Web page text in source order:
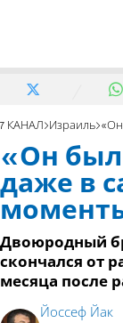
7 КАНАЛ Израиль «Он
«Он
даже в
Двоюродный
скончался от
месяца после
Йоссеф Йак